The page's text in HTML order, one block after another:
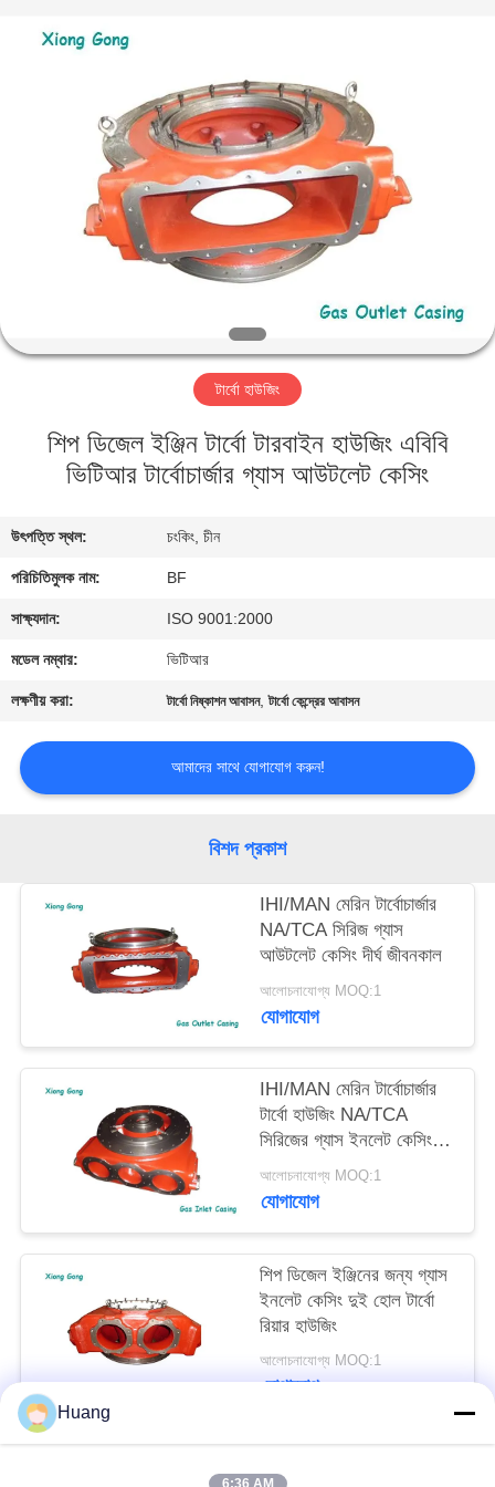
কারখানা
যোগাযোগ
করুন
খবর
সাইট
ম্যাপ
POLICY
Electrical
টার্বো হাউজিং
শিপ ডিজেল ইঞ্জিন টার্বো টারবাইন হাউজিং এবিবি
ভিটিআর টার্বোচার্জার গ্যাস আউটলেট কেসিং
উৎপত্তি স্থল: চংকিং, চীন
পরিচিতিমুলক নাম: BF
সাক্ষ্যদান: ISO 9001:2000
মডেল নম্বার: ভিটিআর
লক্ষণীয় করা: টার্বো নিষ্কাশন আবাসন,টার্বো কেন্দ্রের আবাসন
আমাদের সাথে যোগাযোগ করুন!
বিশদ প্রকাশ
IHI/MAN মেরিন টার্বোচার্জার
NA/TCA সিরিজ গ্যাস
আউটলেট কেসিং দীর্ঘ জীবনকাল
আলোচনাযোগ্য MOQ:1
যোগাযোগ
IHI/MAN মেরিন টার্বোচার্জার
টার্বো হাউজিং NA/TCA
সিরিজের গ্যাস ইনলেট কেসিং
আলোচনাযোগ্য MOQ:1
যোগাযোগ
শিপ ডিজেল ইঞ্জিনের জন্য গ্যাস
ইনলেট কেসিং দুই হোল টার্বো
রিয়ার হাউজিং
আলোচনাযোগ্য MOQ:1
যোগাযোগ
Huang
6:36 AM